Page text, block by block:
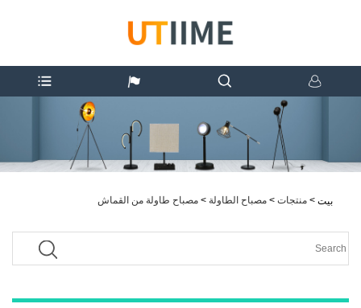
بيت > منتجات > مصباح الطاولة > مصباح طاولة من القماش